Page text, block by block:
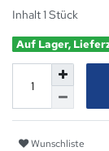
Inhalt1Stück
Auf Lager,
Wunschliste